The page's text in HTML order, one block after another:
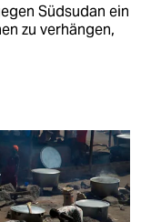
Südsudan ein
zu verhängen,